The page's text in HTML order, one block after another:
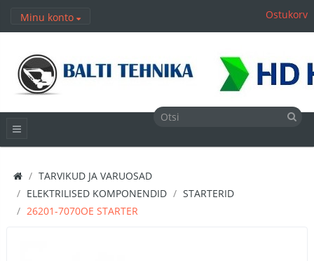
Minu konto Ostukorv
TARVIKUD JA VARUOSAD
ELEKTRILISED KOMPONENDID
STARTERID
26201-7070OE STARTER